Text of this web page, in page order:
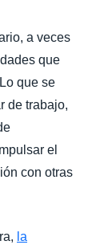
a veces
que
que se
de trabajo,
el
con otras
la